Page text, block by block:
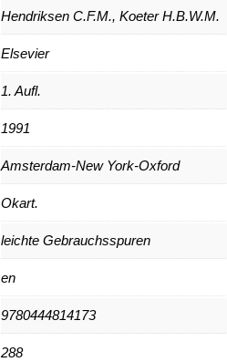
Hendriksen C.F.M., Koeter H.B.W.M.
Elsevier
1. Aufl.
1991
Amsterdam-New York-Oxford
Okart.
leichte Gebrauchsspuren
en
9780444814173
288